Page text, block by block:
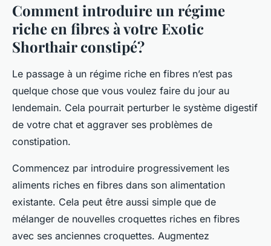
Comment introduire un régime
riche en fibres à votre Exotic
Shorthair constipé?
Le passage à un régime riche en fibres n’est pas
quelque chose que vous voulez faire du jour au
lendemain. Cela pourrait perturber le système digestif
de votre chat et aggraver ses problèmes de
constipation.
Commencez par introduire progressivement les
aliments riches en fibres dans son alimentation
existante. Cela peut être aussi simple que de
mélanger de nouvelles croquettes riches en fibres
avec ses anciennes croquettes. Augmentez